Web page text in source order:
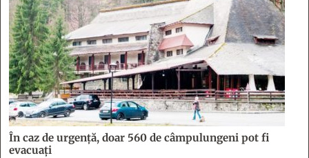
În caz de urgență, doar 560 de câmpulungeni pot fi
evacuați